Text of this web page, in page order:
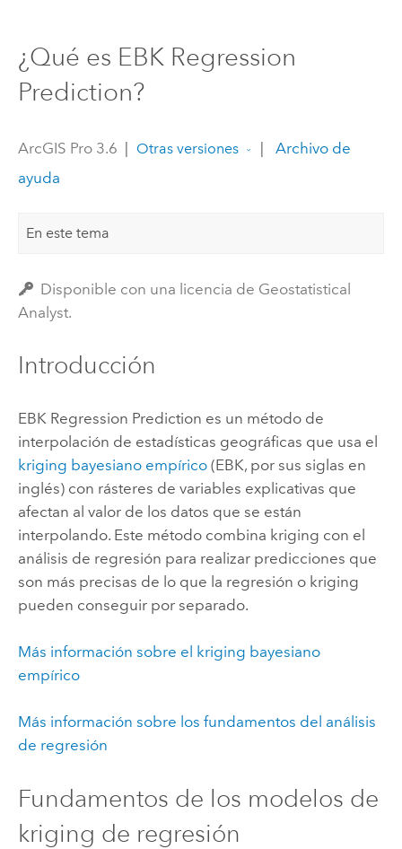
¿Qué es EBK Regression
Prediction?
ArcGIS Pro 3.6 Otras versiones
Archivo de
ayuda
En este tema
Disponible con una licencia de Geostatistical
Analyst.
Introducción
EBK Regression Prediction es un método de
interpolación de estadísticas geográficas que usa el
kriging bayesiano empírico(EBK, por sus siglas en
inglés) con rásteres de variables explicativas que
afectan al valor de los datos que se están
interpolando. Este método combina kriging con el
análisis de regresión para realizar predicciones que
son más precisas de lo que la regresión o kriging
pueden conseguir por separado.
Más información sobre el kriging bayesiano
empírico
Más información sobre los fundamentos del análisis
de regresión
Fundamentos de los modelos de
kriging de regresión